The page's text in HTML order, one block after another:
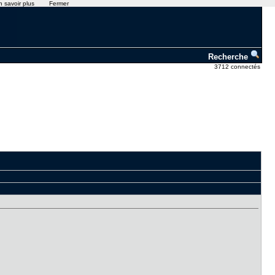
Recherche
3712 connectés
savoir plus Fermer